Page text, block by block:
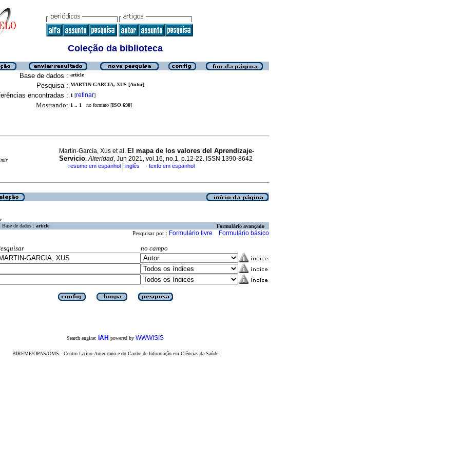
Coleção da biblioteca
Base de dados : article
Pesquisa : MARTIN-GARCIA, XUS [Autor]
encontradas : 1 [refinar]
Mostrando: 1 .. 1 no formato [ISO 690]
Martín-García, Xus et al. El mapa de los valores del Aprendizaje-
Servicio.Alteridad, Jun 2021, vol.16, no.1, p.12-22. ISSN 1390-8642
· resumo em espanhol inglês · texto em espanhol
Base de dados : article Formulário avançado
Pesquisar por : Formulário livre Formulário básico
no campo
Search engine: iAH powered by WWWISIS
BIREME/OPAS/OMS - Centro Latino-Americano e do Caribe de Informação em Ciências da Saúde